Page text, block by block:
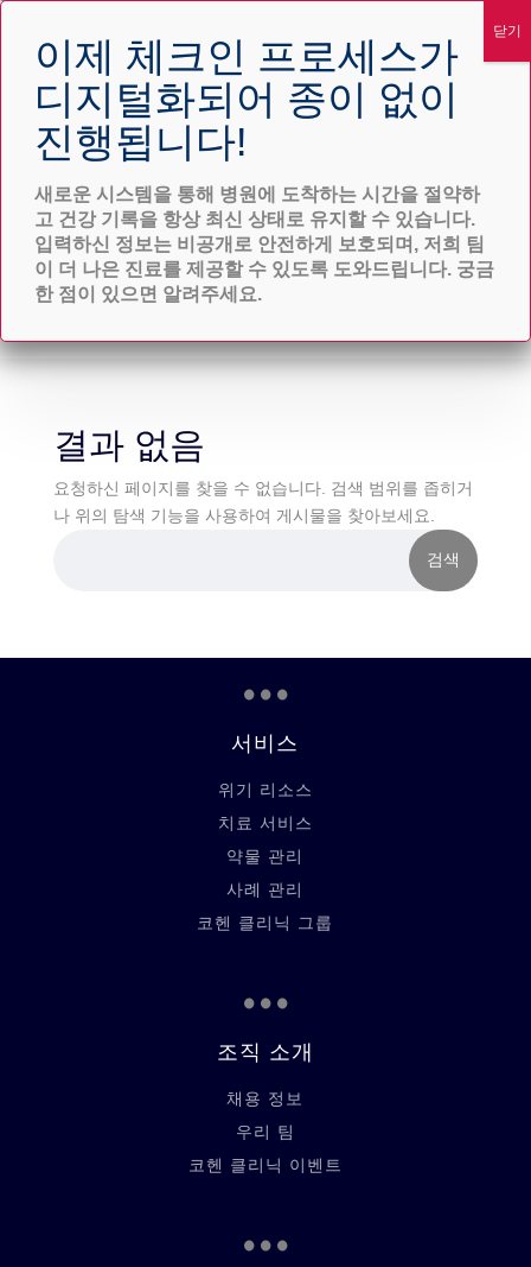
위기 서비스
오늘 시작하기
결과 없음
요청하신 페이지를 찾을 수 없습니다. 검색 범위를 좁히거
나 위의 탐색 기능을 사용하여 게시물을 찾아보세요.
...
서비스
위기 리소스
치료 서비스
약물 관리
사례 관리
코헨 클리닉 그룹
...
조직 소개
채용 정보
우리 팀
코헨 클리닉 이벤트
...
새로운 시스템을 통해 병원에 도착하는 시간을 절약하
고 건강 기록을 항상 최신 상태로 유지할 수 있습니다.
입력하신 정보는 비공개로 안전하게 보호되며, 저희 팀
이 더 나은 진료를 제공할 수 있도록 도와드립니다. 궁금
한 점이 있으면 알려주세요.